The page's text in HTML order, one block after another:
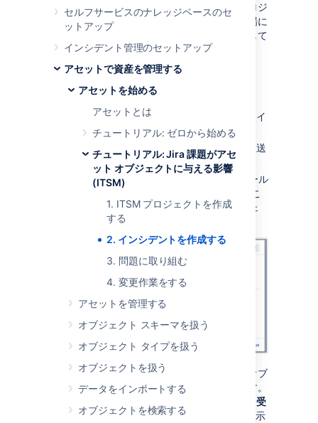
セルフサービスのナレッジベースのセ
ットアップ
インシデント管理のセットアップ
アセットで資産を管理する
アセットを始める
アセットとは
チュートリアル: ゼロから始める
チュートリアル: Jira 課題がアセ
ット オブジェクトに与える影響
(ITSM)
1. ITSM プロジェクトを作成
する
2. インシデントを作成する
3. 問題に取り組む
4. 変更作業をする
アセットを管理する
オブジェクト スキーマを扱う
オブジェクト タイプを扱う
オブジェクトを扱う
データをインポートする
オブジェクトを検索する
プロジェクトを作成した後は、すぐにそのプロジ
ェクトで作業を開始できます。ここでは、現場に
いるサポート担当としてインシデントを報告して
いると考えてみましょう。
インシデントを作成する
課題をプロジェクトで作成して、そのタイ
プを [ インシデント] に設定します。
要約を入力します。たとえば「メールを送
信できない」などとします。
影響を受けるビジネス サービス
] フィール
] に設定します。こ
こでは、影響を受けるアセット オブジェ
クトを実際に選択します。
作成したインシデントを見ると、アセットのオブ
ジェクトにリンクされていることがわかります。
影響を受
けるビジネス サービス] フィールドに自動で表示